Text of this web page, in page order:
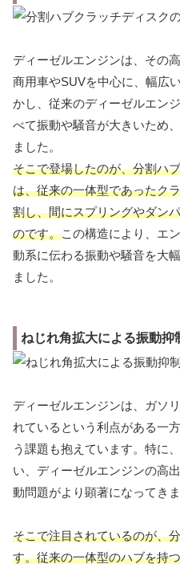
ディーゼルエンジンは、その
商用車やSUVを中心に、幅広
かし、従来のディーゼルエン
べて振動や騒音が大きいため
ました。
そこで登場したのが、分割ハ
は、従来の一体型であったク
割し、間にスプリングやダン
のです。この構造により、エ
動系に伝わる振動や騒音を大
ました。
ねじれ角拡大による振動抑
ディーゼルエンジンは、ガソ
れているという利点がある一
う課題も抱えています。特に
い、ディーゼルエンジンの高
動問題がより顕著になってきま
そこで注目されているのが、
す。従来の一体型のハブを持